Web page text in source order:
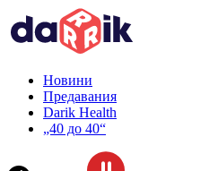
Новини
Предавания
Darik Health
„40 до 40“